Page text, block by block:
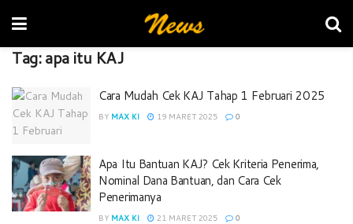
Tag:apa itu KAJ
Cara Mudah Cek KAJ Tahap 1 Februari 2025
BY MAX KI 19 MARET 2025 0
Apa Itu Bantuan KAJ? Cek Kriteria Penerima,
Nominal Dana Bantuan, dan Cara Cek
Penerimanya
BY MAX KI 21 MARET 2025 0